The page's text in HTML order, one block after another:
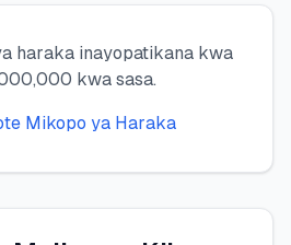
haraka inayopatikana kwa
kwa sasa.
Mikopo ya Haraka